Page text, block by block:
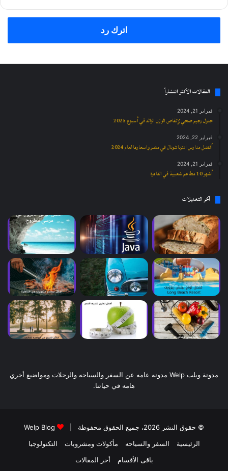
اترك رد
المقالات الأكثر انتشاراً
فبراير 21, 2024
جدول رجيم صحي لإنقاص الوزن الزائد في أسبوع 2025
فبراير 22, 2024
أفضل مدارس انترناشونال في مصر واسعارها لعام 2024
فبراير 21, 2024
أشهر 10 مطاعم شعبية في القاهرة
آخر التعديلات
مدونة ويلب Welp مدونه عامه عن السفر والسياحه والرحلات ومواضيع أخري
هامه في حياتنا.
© حقوق النشر 2026، جميع الحقوق محفوظة |
الرئيسية
السفر والسياحه مأكولات ومشروبات
التكنولوجيا
باقى الأقسام
أخر المقالات